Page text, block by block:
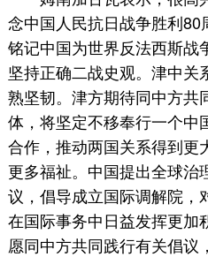
念中国人民抗日战争胜利
铭记中国为世界反法西斯战
坚持正确二战史观。津中关
熟坚韧。津方期待同中方共
体，将坚定不移奉行一个中
合作，推动两国关系得到更
更多福祉。中国提出全球治
议，倡导成立国际调解院，
在国际事务中日益发挥更加
愿同中方共同践行有关倡议